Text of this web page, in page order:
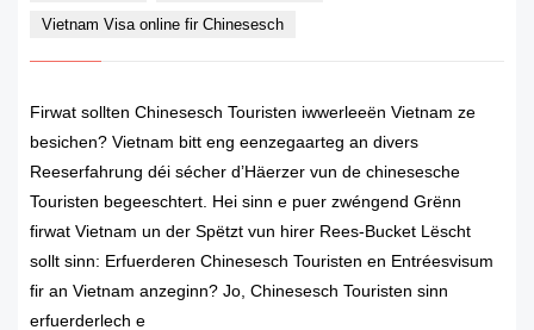
Vietnam Visa online fir Chinesesch
Firwat sollten Chinesesch Touristen iwwerleeën Vietnam ze
besichen? Vietnam bitt eng eenzegaarteg an divers
Reeserfahrung déi sécher d’Häerzer vun de chinesesche
Touristen begeeschtert. Hei sinn e puer zwéngend Grënn
firwat Vietnam un der Spëtzt vun hirer Rees-Bucket Lëscht
sollt sinn: Erfuerderen Chinesesch Touristen en Entréesvisum
fir an Vietnam anzeginn? Jo, Chinesesch Touristen sinn
erfuerderlech e